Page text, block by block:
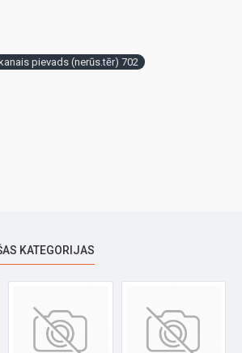
pievads (nerūs.tēr) 702
KATEGORIJAS